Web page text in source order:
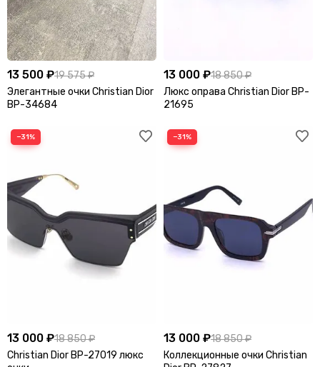
13 500 ₽19 575 ₽
Элегантные очки Christian Dior
BP-34684
13 000 ₽18 850 ₽
Люкс оправа Christian Dior BP-
21695
−31%
13 000 ₽18 850 ₽
Christian Dior BP-27019 люкс
−31%
13 000 ₽18 850 ₽
Коллекционные очки Christian